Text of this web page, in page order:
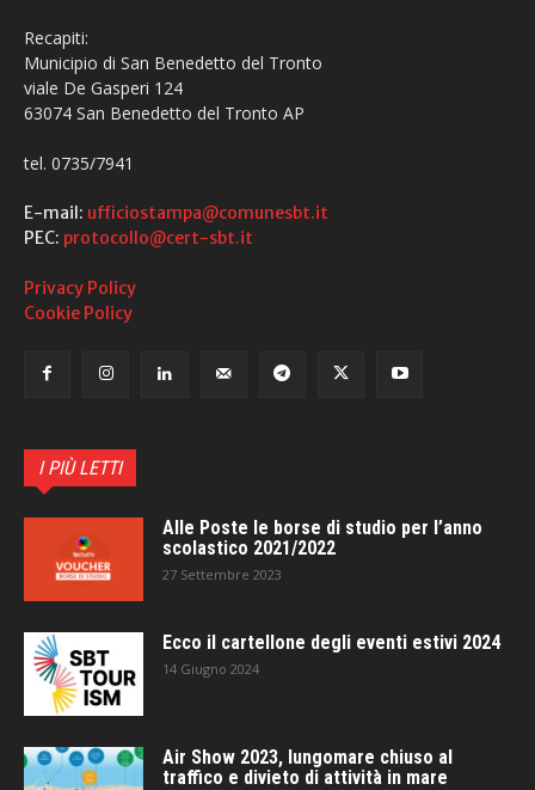
Recapiti:
Municipio di San Benedetto del Tronto
viale De Gasperi 124
63074 San Benedetto del Tronto AP
tel. 0735/7941
E-mail: ufficiostampa@comunesbt.it
PEC: protocollo@cert-sbt.it
Privacy Policy
Cookie Policy
I PIÙ LETTI
Alle Poste le borse di studio per l’anno
scolastico 2021/2022
27 Settembre 2023
Ecco il cartellone degli eventi estivi 2024
14 Giugno 2024
Air Show 2023, lungomare chiuso al
traffico e divieto di attività in mare